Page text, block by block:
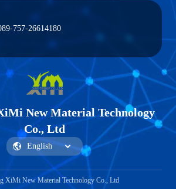
757-26614180
New Material Technology
Co., Ltd
XiMi New Material Technology Co., Ltd